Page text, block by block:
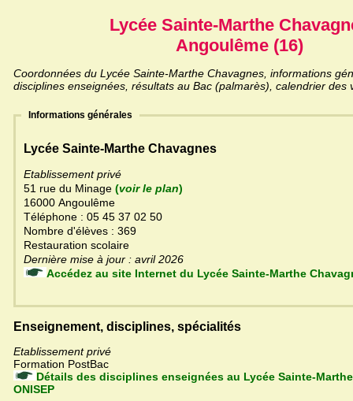
Lycée Sainte-Marthe
Angoulême (16)
Coordonnées du Lycée Sainte-Marthe Chavagnes, informations
disciplines enseignées, résultats au Bac (palmarès), calendrier des
Informations générales
Lycée Sainte-Marthe Chavagnes
Etablissement privé
51 rue du Minage (voir le plan)
16000 Angoulême
Téléphone : 05 45 37 02 50
Nombre d'élèves : 369
Restauration scolaire
Dernière mise à jour : avril 2026
Accédez au site Internet du Lycée Sainte-Marthe
Enseignement, disciplines, spécialités
Etablissement privé
Formation PostBac
Détails des disciplines enseignées au Lycée Sainte-
ONISEP